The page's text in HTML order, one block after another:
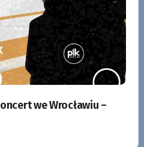
we Wrocławiu –